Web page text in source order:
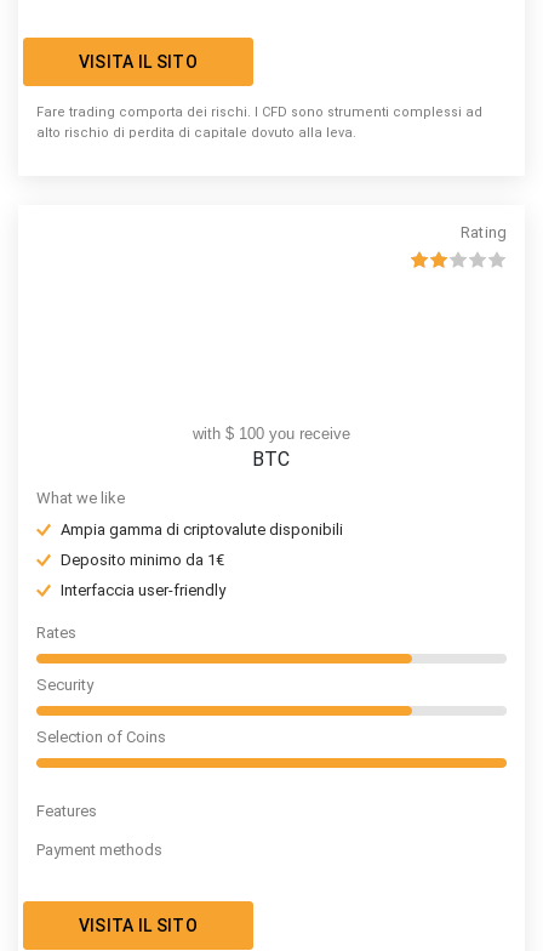
VISITA IL SITO
Fare trading comporta dei rischi. I CFD sono strumenti complessi ad
alto rischio di perdita di capitale dovuto alla leva.
Rating
with $ 100 you receive
BTC
What we like
Ampia gamma di criptovalute disponibili
Deposito minimo da 1€
Interfaccia user-friendly
Rates
Security
Selection of Coins
Features
Payment methods
VISITA IL SITO